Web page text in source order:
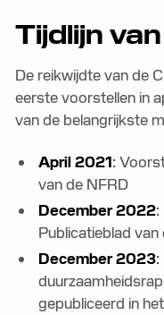
Tijdlijn
De reikwijdte van de
eerste voorstellen in
van de belangrijkste
April 2021:
van de NFRD
December 2022
Publicatieblad van
December 2023
gepubliceerd in